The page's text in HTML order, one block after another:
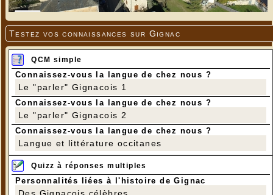
Testez vos connaissances sur Gignac
QCM simple
Connaissez-vous la langue de chez nous ?
Le "parler" Gignacois 1
Connaissez-vous la langue de chez nous ?
Le "parler" Gignacois 2
Connaissez-vous la langue de chez nous ?
Langue et littérature occitanes
Quizz à réponses multiples
Personnalités liées à l'histoire de Gignac